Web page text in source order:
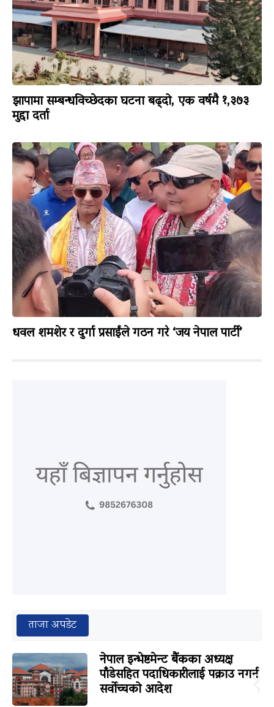
झापामा सम्बन्धविच्छेदका घटना बढ्दो, एक वर्षमै १,३७३
मुद्दा दर्ता
धवल शमशेर र दुर्गा प्रसाईंले गठन गरे ‘जय नेपाल पार्टी’
ताजा अपडेट
१
नेपाल इन्भेष्टमेन्ट बैंकका अध्यक्ष
पाँडेसहित पदाधिकारीलाई पक्राउ नगर्न
सर्वोच्चको आदेश